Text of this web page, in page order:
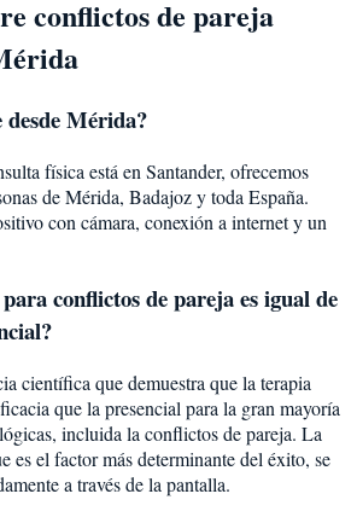
conflictos de pareja
Mérida?
física está en Santander, ofrecemos
deMérida, Badajozy toda España.
con cámara, conexión a internet y un
conflictos de parejaes igual de
científica que demuestra que la terapia
que la presencial para la gran mayoría
incluida la conflictos de pareja. La
es el factor más determinante del éxito, se
a través de la pantalla.